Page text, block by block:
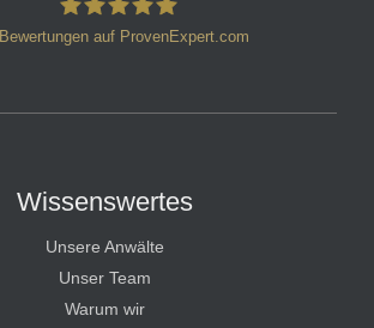
Bewertungen auf ProvenExpert.com
Wissenswertes
Unsere Anwälte
Unser Team
Warum wir